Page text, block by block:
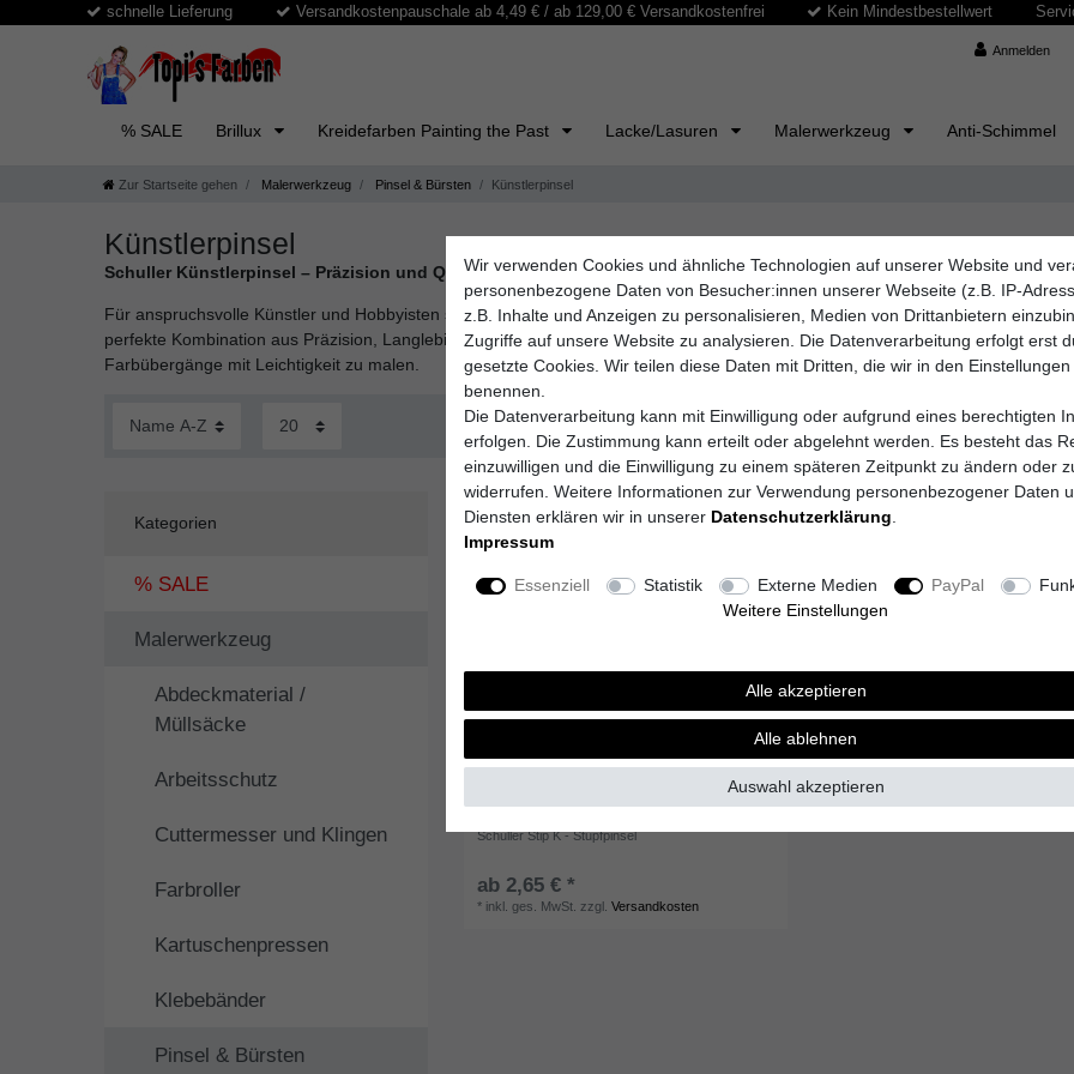
schnelle Lieferung Versandkostenpauschale ab 4,49 € / ab 129,00 € Versandkostenfrei Kein Mindestbestellwert
Anmelden
% SALE Brillux Kreidefarben Painting the Past Lacke/Lasuren Malerwerkzeug Anti-Schimmel
Zur Startseite gehen Malerwerkzeug Pinsel & Bürsten Künstlerpinsel
Künstlerpinsel
Schuller Künstlerpinsel – Präzision und Qualität für Ihre Kunstwerke
Für anspruchsvolle Künstler und Hobbyisten sind hochwertige Pinsel unerlässlich, um detaillierte und ausdrucksstarke Werke
perfekte Kombination aus Präzision, Langlebigkeit und Komfort. Diese Pinsel sind speziell für kreative Arbeiten entwickelt und
Farbübergänge mit Leichtigkeit zu malen.
Kategorien
% SALE
Malerwerkzeug
Abdeckmaterial /
Müllsäcke
Arbeitsschutz
Cuttermesser und Klingen
Farbroller
Kartuschenpressen
Klebebänder
Pinsel & Bürsten
Schuller Stip K - Stupfpinsel
ab 2,65 € *
* inkl. ges. MwSt. zzgl.Versandkosten
Wir verwenden Cookies und ähnliche Technologien auf unserer Website und
personenbezogene Daten von Besucher:innen unserer Webseite (z.B. IP-
z.B. Inhalte und Anzeigen zu personalisieren, Medien von Drittanbietern
Zugriffe auf unsere Website zu analysieren. Die Datenverarbeitung erfolgt erst
gesetzte Cookies. Wir teilen diese Daten mit Dritten, die wir in den Einstellungen
benennen.
Die Datenverarbeitung kann mit Einwilligung oder aufgrund eines berechtigten
erfolgen. Die Zustimmung kann erteilt oder abgelehnt werden. Es besteht das
einzuwilligen und die Einwilligung zu einem späteren Zeitpunkt zu ändern oder
widerrufen. Weitere Informationen zur Verwendung personenbezogener Daten
Diensten erklären wir in unserer Daten­schutz­erklärung
Impressum
Essenziell Statistik Externe Medien PayPal
Weitere Einstellungen
Alle akzeptieren
Alle ablehnen
Auswahl akzeptieren